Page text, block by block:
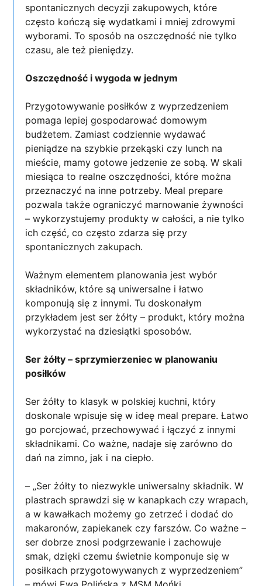
spontanicznych decyzji zakupowych, które
często kończą się wydatkami i mniej zdrowymi
wyborami. To sposób na oszczędność nie tylko
czasu, ale też pieniędzy.
Oszczędność i wygoda w jednym
Przygotowywanie posiłków z wyprzedzeniem
pomaga lepiej gospodarować domowym
budżetem. Zamiast codziennie wydawać
pieniądze na szybkie przekąski czy lunch na
mieście, mamy gotowe jedzenie ze sobą. W skali
miesiąca to realne oszczędności, które można
przeznaczyć na inne potrzeby. Meal prepare
pozwala także ograniczyć marnowanie żywności
– wykorzystujemy produkty w całości, a nie tylko
ich część, co często zdarza się przy
spontanicznych zakupach.
Ważnym elementem planowania jest wybór
składników, które są uniwersalne i łatwo
komponują się z innymi. Tu doskonałym
przykładem jest ser żółty – produkt, który można
wykorzystać na dziesiątki sposobów.
Ser żółty – sprzymierzeniec w planowaniu
posiłków
Ser żółty to klasyk w polskiej kuchni, który
doskonale wpisuje się w ideę meal prepare. Łatwo
go porcjować, przechowywać i łączyć z innymi
składnikami. Co ważne, nadaje się zarówno do
dań na zimno, jak i na ciepło.
– „Ser żółty to niezwykle uniwersalny składnik. W
plastrach sprawdzi się w kanapkach czy wrapach,
a w kawałkach możemy go zetrzeć i dodać do
makaronów, zapiekanek czy farszów. Co ważne –
ser dobrze znosi podgrzewanie i zachowuje
smak, dzięki czemu świetnie komponuje się w
posiłkach przygotowywanych z wyprzedzeniem”